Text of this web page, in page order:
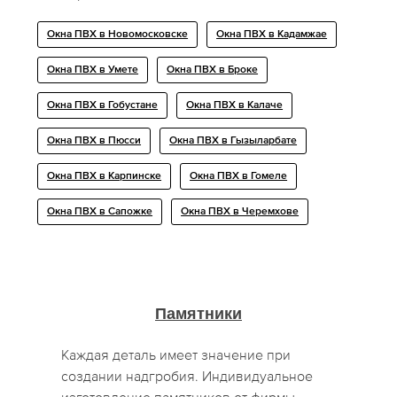
Окна ПВХ в Новомосковске Окна ПВХ в Кадамжае
Окна ПВХ в Умете Окна ПВХ в Броке
Окна ПВХ в Гобустане Окна ПВХ в Калаче
Окна ПВХ в Пюсси Окна ПВХ в Гызыларбате
Окна ПВХ в Карпинске Окна ПВХ в Гомеле
Окна ПВХ в Сапожке Окна ПВХ в Черемхове
Памятники
Каждая деталь имеет значение при
создании надгробия. Индивидуальное